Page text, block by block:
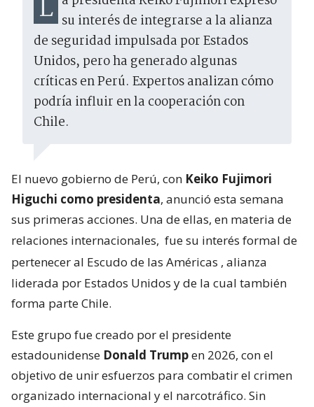
La presidenta Keiko Fujimori expresó su interés de integrarse a la alianza
de seguridad impulsada por Estados
Unidos, pero ha generado algunas
críticas en Perú. Expertos analizan cómo
podría influir en la cooperación con
Chile.
El nuevo gobierno de Perú, con Keiko Fujimori
Higuchi como presidenta, anunció esta semana
sus primeras acciones. Una de ellas, en materia de
relaciones internacionales, fue su interés formal de
pertenecer al Escudo de las Américas , alianza
liderada por Estados Unidos y de la cual también
forma parte Chile.
Este grupo fue creado por el presidente
estadounidense Donald Trumpen 2026, con el
objetivo de unir esfuerzos para combatir el crimen
organizado internacional y el narcotráfico. Sin